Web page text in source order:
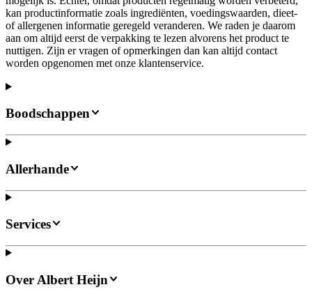
kan productinformatie zoals ingrediënten, voedingswaarden, dieet-
of allergenen informatie geregeld veranderen. We raden je daarom
aan om altijd eerst de verpakking te lezen alvorens het product te
nuttigen. Zijn er vragen of opmerkingen dan kan altijd contact
worden opgenomen met onze klantenservice.
Boodschappen
Allerhande
Services
Over Albert Heijn